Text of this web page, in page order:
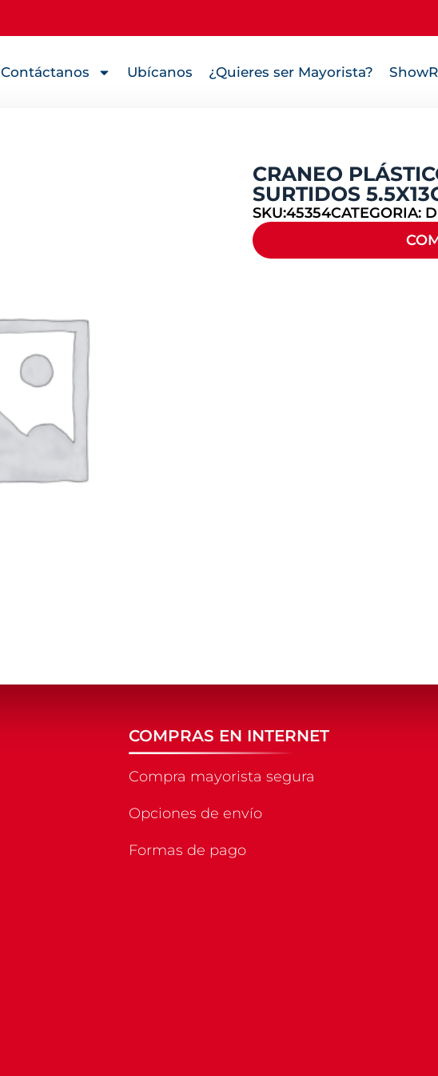
Contáctanos Ubícanos ¿Quieres ser Mayorista?
CRANEO
SURTIDOS
SKU:45354CATEGORIA:
COMPRAS EN INTERNET
Compra mayorista segura
Opciones de envío
Formas de pago